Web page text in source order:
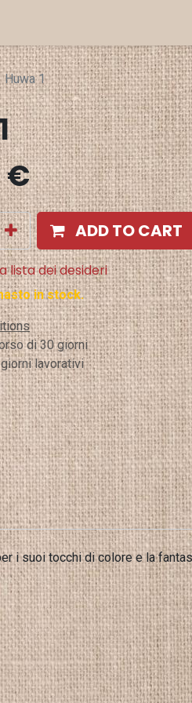
Huwa 1
€
ADD TO CART
lista dei desideri
in stock.
di 30 giorni
lavorativi
i suoi tocchi di colore e la